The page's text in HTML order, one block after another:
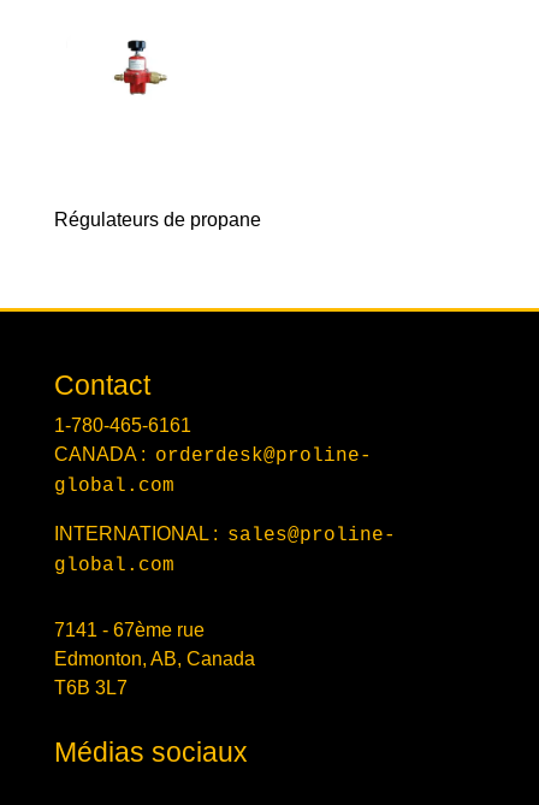
Régulateurs de propane
Contact
1-780-465-6161
CANADA : orderdesk@proline-
global.com
INTERNATIONAL : sales@proline-
global.com
7141 - 67ème rue
Edmonton, AB, Canada
T6B 3L7
Médias sociaux